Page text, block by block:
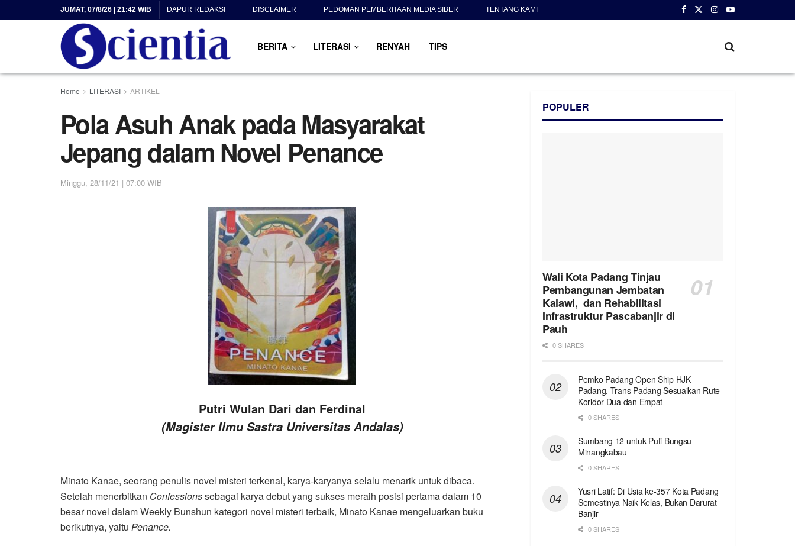
JUMAT, 07/8/26 | 21:42 WIB DAPUR REDAKSI DISCLAIMER PEDOMAN PEMBERITAAN MEDIA SIBER TENTANG KAMI
BERITA LITERASI RENYAH TIPS
Home LITERASI ARTIKEL
Pola Asuh Anak pada Masyarakat
Jepang dalam Novel Penance
Minggu, 28/11/21 | 07:00 WIB
Putri Wulan Dari dan Ferdinal
(Magister Ilmu Sastra Universitas Andalas)
Minato Kanae, seorang penulis novel misteri terkenal, karya-karyanya selalu menarik untuk dibaca.
Setelah menerbitkan Confessionssebagai karya debut yang sukses meraih posisi pertama dalam 10
besar novel dalam Weekly Bunshun kategori novel misteri terbaik, Minato Kanae mengeluarkan buku
berikutnya, yaitu Penance.
POPULER
Wali Kota Padang Tinjau
Pembangunan Jembatan
Kalawi, dan Rehabilitasi
Infrastruktur Pascabanjir di
Pauh
0 SHARES
Pemko Padang Open Ship HJK
Padang, Trans Padang Sesuaikan Rute
Koridor Dua dan Empat
0 SHARES
Sumbang 12 untuk Puti Bungsu
Minangkabau
0 SHARES
Yusri Latif: Di Usia ke-357 Kota Padang
Semestinya Naik Kelas, Bukan Darurat
Banjir
0 SHARES